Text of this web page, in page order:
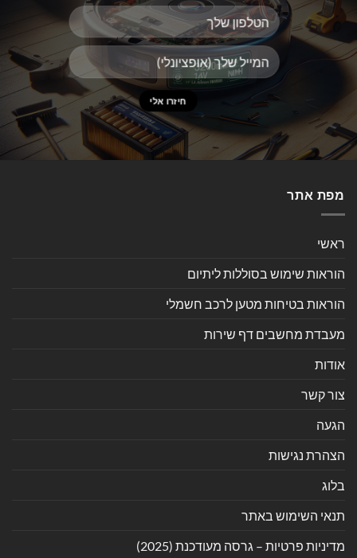
מפת אתר
ראשי
הוראות שימוש בסוללות ליתיום
הוראות בטיחות מטען לרכב חשמלי
מעבדת מחשבים דף שירות
אודות
צור קשר
הגעה
הצהרת נגישות
בלוג
תנאי השימוש באתר
מדיניות פרטיות – גרסה מעודכנת (2025)